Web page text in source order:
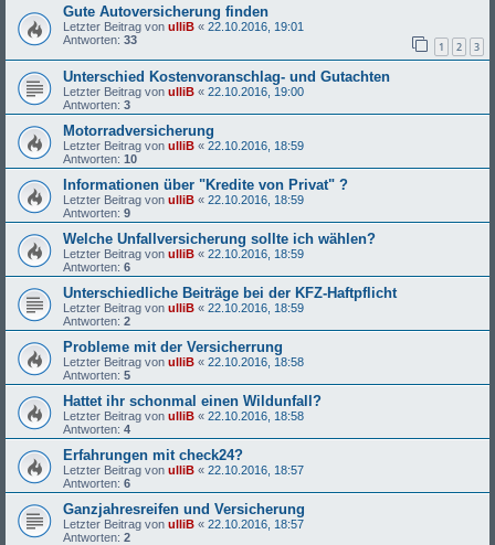
Gute Autoversicherung finden
Letzter Beitrag von ulliB « 22.10.2016, 19:01
Antworten: 33 1 2 3
Unterschied Kostenvoranschlag- und Gutachten
Letzter Beitrag von ulliB « 22.10.2016, 19:00
Antworten: 3
Motorradversicherung
Letzter Beitrag von ulliB « 22.10.2016, 18:59
Antworten: 10
Informationen über "Kredite von Privat" ?
Letzter Beitrag von ulliB « 22.10.2016, 18:59
Antworten: 9
Welche Unfallversicherung sollte ich wählen?
Letzter Beitrag von ulliB « 22.10.2016, 18:59
Antworten: 6
Unterschiedliche Beiträge bei der KFZ-Haftpflicht
Letzter Beitrag von ulliB « 22.10.2016, 18:59
Antworten: 2
Probleme mit der Versicherrung
Letzter Beitrag von ulliB « 22.10.2016, 18:58
Antworten: 5
Hattet ihr schonmal einen Wildunfall?
Letzter Beitrag von ulliB « 22.10.2016, 18:58
Antworten: 4
Erfahrungen mit check24?
Letzter Beitrag von ulliB « 22.10.2016, 18:57
Antworten: 6
Ganzjahresreifen und Versicherung
Letzter Beitrag von ulliB « 22.10.2016, 18:57
Antworten: 2